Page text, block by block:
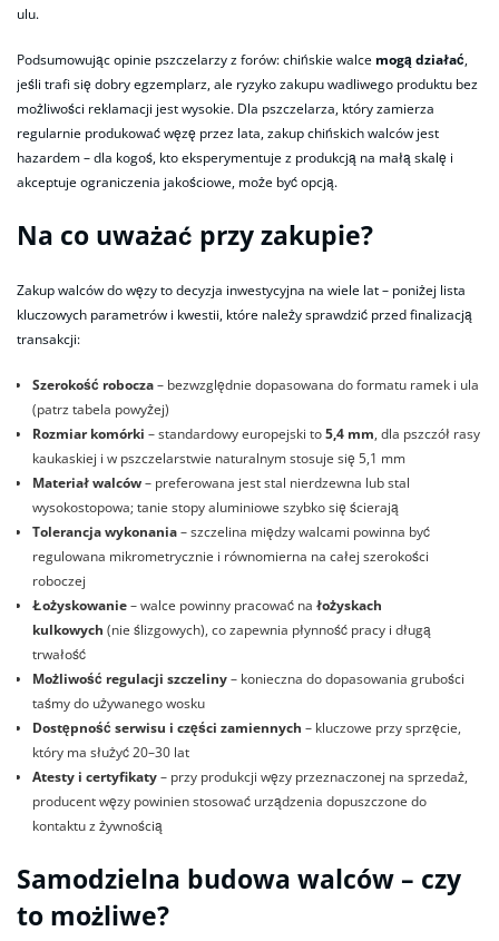
ulu.
Podsumowując opinie pszczelarzy z forów: chińskie walce mogą działać,
jeśli trafi się dobry egzemplarz, ale ryzyko zakupu wadliwego produktu bez
możliwości reklamacji jest wysokie. Dla pszczelarza, który zamierza
regularnie produkować węzę przez lata, zakup chińskich walców jest
hazardem – dla kogoś, kto eksperymentuje z produkcją na małą skalę i
akceptuje ograniczenia jakościowe, może być opcją.
Na co uważać przy zakupie?
Zakup walców do węzy to decyzja inwestycyjna na wiele lat – poniżej lista
kluczowych parametrów i kwestii, które należy sprawdzić przed finalizacją
transakcji:
Szerokość robocza– bezwzględnie dopasowana do formatu ramek i ula
(patrz tabela powyżej)
Rozmiar komórki – standardowy europejski to5,4 mm, dla pszczół rasy
kaukaskiej i w pszczelarstwie naturalnym stosuje się 5,1 mm
Materiał walców– preferowana jest stal nierdzewna lub stal
wysokostopowa; tanie stopy aluminiowe szybko się ścierają
Tolerancja wykonania– szczelina między walcami powinna być
regulowana mikrometrycznie i równomierna na całej szerokości
roboczej
Łożyskowanie– walce powinny pracować na łożyskach
kulkowych (nie ślizgowych), co zapewnia płynność pracy i długą
trwałość
Możliwość regulacji szczeliny– konieczna do dopasowania grubości
taśmy do używanego wosku
Dostępność serwisu i części zamiennych – kluczowe przy sprzęcie,
który ma służyć 20–30 lat
Atesty i certyfikaty– przy produkcji węzy przeznaczonej na sprzedaż,
producent węzy powinien stosować urządzenia dopuszczone do
kontaktu z żywnością
Samodzielna budowa walców – czy
to możliwe?